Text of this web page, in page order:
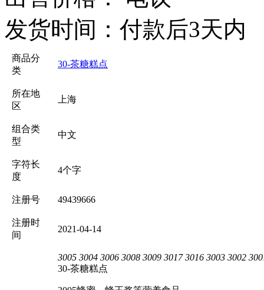
发货时间： 付款后3天内
商品分
类
30-茶糖糕点
所在地
区
上海
组合类
型
中文
字符长
度
4个字
注册号 49439666
注册时
间
2021-04-14
3005 3004 3006 3008 3009 3017 3016 3003 3002
30-茶糖糕点